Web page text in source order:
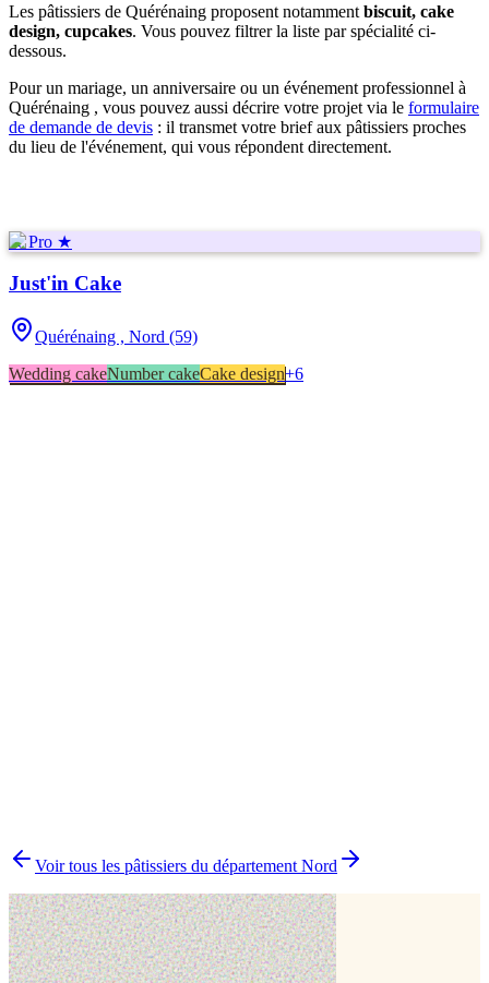
Les pâtissiers de Quérénaing proposent notamment biscuit, cake
design, cupcakes. Vous pouvez filtrer la liste par spécialité ci-
dessous.
Pour un mariage, un anniversaire ou un événement professionnel à
Quérénaing , vous pouvez aussi décrire votre projet via le formulaire
de demande de devis : il transmet votre brief aux pâtissiers proches
du lieu de l'événement, qui vous répondent directement.
★ Pro ★
Just'in Cake
Quérénaing , Nord (59)
Wedding cakeNumber cakeCake design+6
Comment comparer plusieurs pâtissiers en une fois ?
Voir tous les pâtissiers du département Nord